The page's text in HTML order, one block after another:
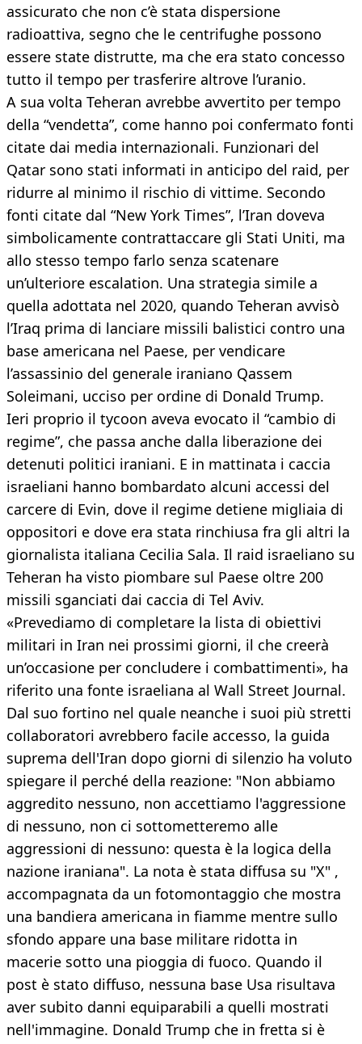
assicurato che non c’è stata dispersione
radioattiva, segno che le centrifughe possono
essere state distrutte, ma che era stato concesso
tutto il tempo per trasferire altrove l’uranio.
A sua volta Teheran avrebbe avvertito per tempo
della “vendetta”, come hanno poi confermato fonti
citate dai media internazionali. Funzionari del
Qatar sono stati informati in anticipo del raid, per
ridurre al minimo il rischio di vittime. Secondo
fonti citate dal “New York Times”, l’Iran doveva
simbolicamente contrattaccare gli Stati Uniti, ma
allo stesso tempo farlo senza scatenare
un’ulteriore escalation. Una strategia simile a
quella adottata nel 2020, quando Teheran avvisò
l’Iraq prima di lanciare missili balistici contro una
base americana nel Paese, per vendicare
l’assassinio del generale iraniano Qassem
Soleimani, ucciso per ordine di Donald Trump.
Ieri proprio il tycoon aveva evocato il “cambio di
regime”, che passa anche dalla liberazione dei
detenuti politici iraniani. E in mattinata i caccia
israeliani hanno bombardato alcuni accessi del
carcere di Evin, dove il regime detiene migliaia di
oppositori e dove era stata rinchiusa fra gli altri la
giornalista italiana Cecilia Sala. Il raid israeliano su
Teheran ha visto piombare sul Paese oltre 200
missili sganciati dai caccia di Tel Aviv.
«Prevediamo di completare la lista di obiettivi
militari in Iran nei prossimi giorni, il che creerà
un’occasione per concludere i combattimenti», ha
riferito una fonte israeliana al Wall Street Journal.
Dal suo fortino nel quale neanche i suoi più stretti
collaboratori avrebbero facile accesso, la guida
suprema dell'Iran dopo giorni di silenzio ha voluto
spiegare il perché della reazione: "Non abbiamo
aggredito nessuno, non accettiamo l'aggressione
di nessuno, non ci sottometteremo alle
aggressioni di nessuno: questa è la logica della
nazione iraniana". La nota è stata diffusa su "X" ,
accompagnata da un fotomontaggio che mostra
una bandiera americana in fiamme mentre sullo
sfondo appare una base militare ridotta in
macerie sotto una pioggia di fuoco. Quando il
post è stato diffuso, nessuna base Usa risultava
aver subito danni equiparabili a quelli mostrati
nell'immagine. Donald Trump che in fretta si è